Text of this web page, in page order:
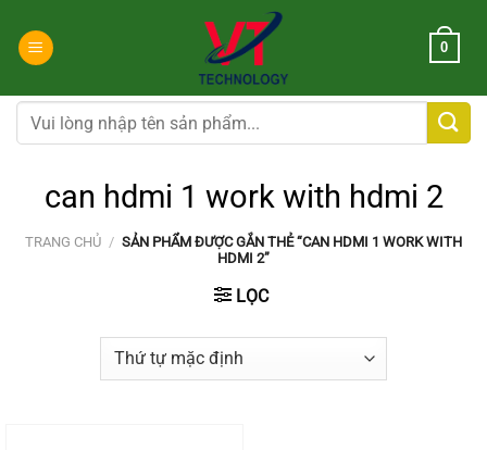
đến
dung
0
Tìm
kiếm:
can hdmi 1 work with hdmi 2
TRANG CHỦ / SẢN PHẨM ĐƯỢC GẮN THẺ “CAN HDMI 1 WORK WITH
HDMI 2”
LỌC